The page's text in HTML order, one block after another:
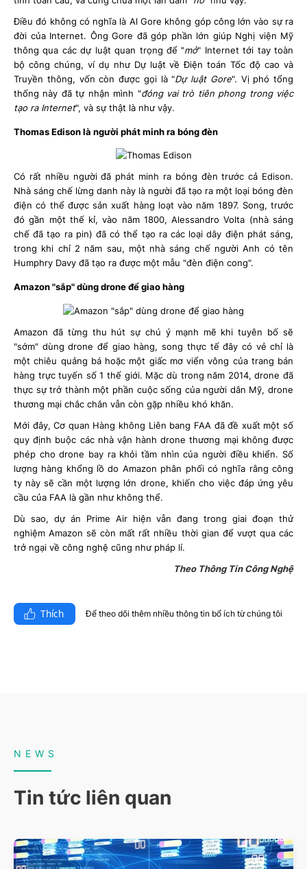
Điều đó không có nghĩa là Al Gore không góp công lớn vào sự ra
đời của Internet. Ông Gore đã góp phần lớn giúp Nghị viện Mỹ
thông qua các dự luật quan trọng để "mở" Internet tới tay toàn
bộ công chúng, ví dụ như Dự luật về Điện toán Tốc độ cao và
Truyền thông, vốn còn được gọi là "Dự luật Gore". Vị phó tổng
thống này đã tự nhận mình "đóng vai trò tiên phong trong việc
tạo ra Internet", và sự thật là như vậy.
Thomas Edison là người phát minh ra bóng đèn
Có rất nhiều người đã phát minh ra bóng đèn trước cả Edison.
Nhà sáng chế lừng danh này là người đã tạo ra một loại bóng đèn
điện có thể được sản xuất hàng loạt vào năm 1897. Song, trước
đó gần một thế kỉ, vào năm 1800, Alessandro Volta (nhà sáng
chế đã tạo ra pin) đã có thể tạo ra các loại dây điện phát sáng,
trong khi chỉ 2 năm sau, một nhà sáng chế người Anh có tên
Humphry Davy đã tạo ra được một mẫu "đèn điện cong".
Amazon "sắp" dùng drone để giao hàng
Amazon đã từng thu hút sự chú ý mạnh mẽ khi tuyên bố sẽ
"sớm" dùng drone để giao hàng, song thực tế đây có vẻ chỉ là
một chiêu quảng bá hoặc một giấc mơ viển vông của trang bán
hàng trực tuyến số 1 thế giới. Mặc dù trong năm 2014, drone đã
thực sự trở thành một phần cuộc sống của người dân Mỹ, drone
thương mại chắc chắn vẫn còn gặp nhiều khó khăn.
Mới đây, Cơ quan Hàng không Liên bang FAA đã đề xuất một số
quy định buộc các nhà vận hành drone thương mại không được
phép cho drone bay ra khỏi tầm nhìn của người điều khiển. Số
lượng hàng khổng lồ do Amazon phân phối có nghĩa rằng công
ty này sẽ cần một lượng lớn drone, khiến cho việc đáp ứng yêu
cầu của FAA là gần như không thể.
Dù sao, dự án Prime Air hiện vẫn đang trong giai đoạn thử
nghiệm Amazon sẽ còn mất rất nhiều thời gian để vượt qua các
trở ngại về công nghệ cũng như pháp lí.
Theo Thông Tin Công Nghệ
Thích Để theo dõi thêm nhiều thông tin bổ ích từ chúng tôi​
NEWS
Tin tức liên quan